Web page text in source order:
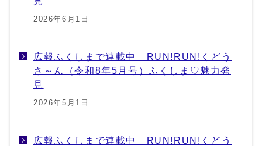
2026年6月1日
広報ふくしまで連載中 RUN!RUN!くどう
さ～ん（令和8年5月号）ふくしま♡魅力発
見
2026年5月1日
広報ふくしまで連載中 RUN!RUN!くどう